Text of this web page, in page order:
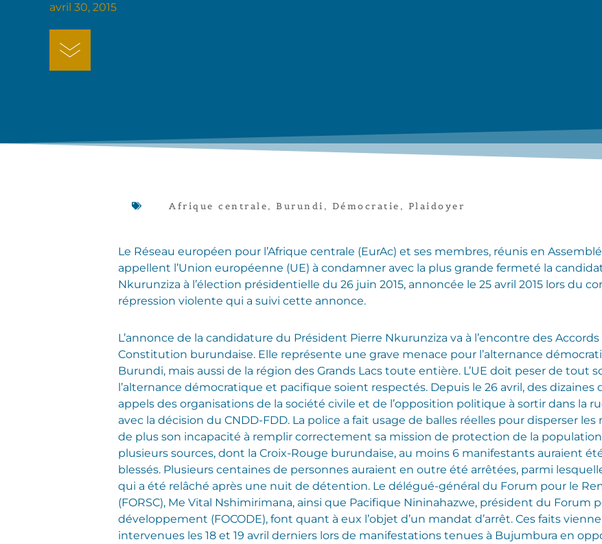
avril 30, 2015
Afrique centrale, Burundi , Démocratie , Plaidoyer
Le Réseau européen pour l’Afrique centrale (EurAc) et ses membres, réunis en
appellent l’Union européenne (UE) à condamner avec la plus grande fermeté la
Nkurunziza à l’élection présidentielle du 26 juin 2015, annoncée le 25 avril 2015 lors du
répression violente qui a suivi cette annonce.
L’annonce de la candidature du Président Pierre Nkurunziza va à l’encontre des Accords
Constitution burundaise. Elle représente une grave menace pour l’alternance
Burundi, mais aussi de la région des Grands Lacs toute entière. L’UE doit peser de tout
l’alternance démocratique et pacifique soient respectés. Depuis le 26 avril, des
appels des organisations de la société civile et de l’opposition politique à sortir dans la
avec la décision du CNDD-FDD. La police a fait usage de balles réelles pour disperser
de plus son incapacité à remplir correctement sa mission de protection de la population
plusieurs sources, dont la Croix-Rouge burundaise, au moins 6 manifestants auraient
blessés. Plusieurs centaines de personnes auraient en outre été arrêtées, parmi
qui a été relâché après une nuit de détention. Le délégué-général du Forum pour le
(FORSC), Me Vital Nshimirimana, ainsi que Pacifique Nininahazwe, président du Forum
développement (FOCODE), font quant à eux l’objet d’un mandat d’arrêt. Ces faits
intervenues les 18 et 19 avril derniers lors de manifestations tenues à Bujumbura en